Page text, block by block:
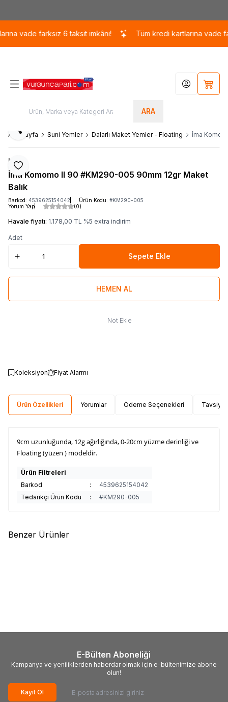
vade farksız 6 taksit imkânı! Tüm kredi kartlarına vade
ARA
Hesabım
Ana Sayfa Suni Yemler Dalarlı Maket Yemler - Floating İma
Favoriye Ekle
Paylaş
Ima
İma Komomo II 90 #KM290-005 90mm 12gr Maket
Balık
Barkod: 4539625154042 Ürün Kodu: #KM290-005
Yorum Yap
(0)
Havale fiyatı: 1.178,00 TL %5 extra indirim
Adet
Sepete Ekle
HEMEN AL
Not Ekle
Koleksiyon Fiyat Alarmı
Ürün Özellikleri Yorumlar Ödeme Seçenekleri Tavsiye
9cm uzunluğunda, 12g ağırlığında, 0-20cm yüzme derinliği ve
Floating (yüzen ) modeldir.
Ürün Filtreleri
Barkod
:
4539625154042
Tedarikçi Ürün Kodu
: #KM290-005
Benzer Ürünler
E-Bülten Aboneliği
Kampanya ve yeniliklerden haberdar olmak için e-bültenimize abone
olun!
Kayıt Ol